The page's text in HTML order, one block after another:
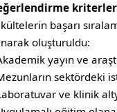
başarı
oluşturuldu:
yayın ve
sektördeki
ve klinik